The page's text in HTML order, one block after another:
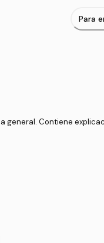
general. Contiene
Para